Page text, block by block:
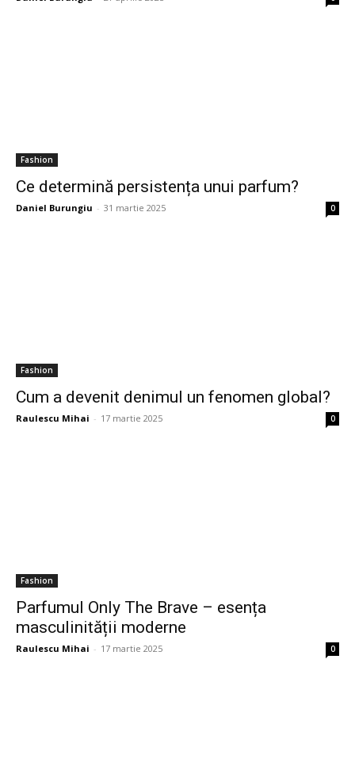
Fashion
Ce determină persistența unui parfum?
Daniel Burungiu - 31 martie 2025 0
Fashion
Cum a devenit denimul un fenomen global?
Raulescu Mihai - 17 martie 2025 0
Fashion
Parfumul Only The Brave – esența
masculinității moderne
Raulescu Mihai - 17 martie 2025 0